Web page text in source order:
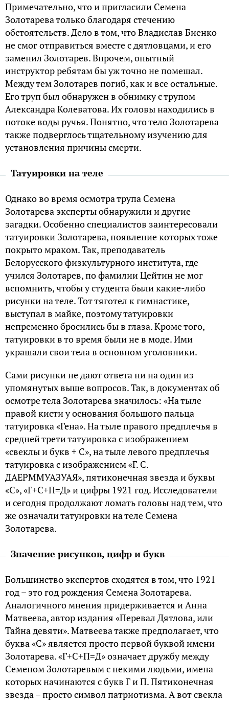
Примечательно, что и пригласили Семена
Золотарева только благодаря стечению
обстоятельств. Дело в том, что Владислав Биенко
не смог отправиться вместе с дятловцами, и его
заменил Золотарев. Впрочем, опытный
инструктор ребятам бы уж точно не помешал.
Между тем Золотарев погиб, как и все остальные.
Его труп был обнаружен в обнимку с трупом
Александра Колеватова. Их головы находились в
потоке воды ручья. Понятно, что тело Золотарева
также подверглось тщательному изучению для
установления причины смерти.
Татуировки на теле
Однако во время осмотра трупа Семена
Золотарева эксперты обнаружили и другие
загадки. Особенно специалистов заинтересовали
татуировки Золотарева, появление которых тоже
покрыто мраком. Так, преподаватель
Белорусского физкультурного института, где
учился Золотарев, по фамилии Цейтин не мог
вспомнить, чтобы у студента были какие-либо
рисунки на теле. Тот тяготел к гимнастике,
выступал в майке, поэтому татуировки
непременно бросились бы в глаза. Кроме того,
татуировки в то время были не в моде. Ими
украшали свои тела в основном уголовники.
Сами рисунки не дают ответа ни на один из
упомянутых выше вопросов. Так, в документах об
осмотре тела Золотарева значилось: «На тыле
правой кисти у основания большого пальца
татуировка «Гена». На тыле правого предплечья в
средней трети татуировка с изображением
«свеклы и букв + С», на тыле левого предплечья
татуировка с изображением «Г. С.
ДАЕРММУАЗУАЯ», пятиконечная звезда и буквы
«С», «Г+С+П=Д» и цифры 1921 год. Исследователи
и сегодня продолжают ломать головы над тем, что
же означали татуировки на теле Семена
Золотарева.
Значение рисунков, цифр и букв
Большинство экспертов сходятся в том, что 1921
год – это год рождения Семена Золотарева.
Аналогичного мнения придерживается и Анна
Матвеева, автор издания «Перевал Дятлова, или
Тайна девяти». Матвеева также предполагает, что
буква «С» является просто первой буквой имени
Золотарева. «Г+С+П=Д» означает дружбу между
Семеном Золотаревым с некими людьми, имена
которых начинаются с букв Г и П. Пятиконечная
звезда – просто символ патриотизма. А вот свекла